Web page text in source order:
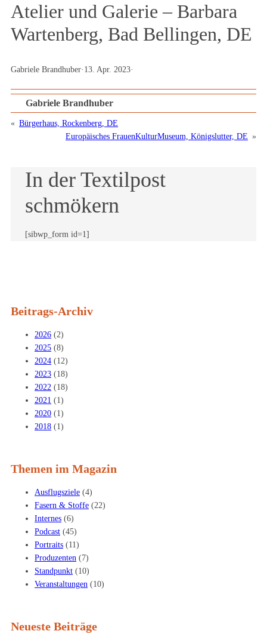
Atelier und Galerie – Barbara
Wartenberg, Bad Bellingen, DE
Gabriele Brandhuber· 13. Apr. 2023·
Gabriele Brandhuber
« Bürgerhaus, Rockenberg, DE
Europäisches FrauenKulturMuseum, Königslutter, DE »
In der Textilpost
schmökern
[sibwp_form id=1]
Beitrags-Archiv
2026 (2)
2025 (8)
2024 (12)
2023 (18)
2022 (18)
2021 (1)
2020 (1)
2018 (1)
Themen im Magazin
Ausflugsziele (4)
Fasern & Stoffe (22)
Internes (6)
Podcast (45)
Portraits (11)
Produzenten (7)
Standpunkt (10)
Veranstaltungen (10)
Neueste Beiträge